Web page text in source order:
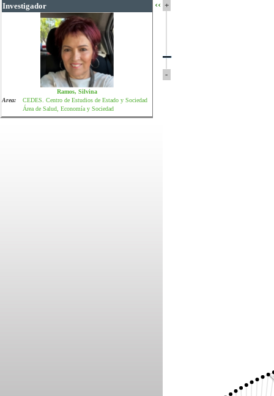
+
-
Investigador
Ramos, Silvina
Area:
CEDES. Centro de Estudios de Estado y Sociedad
Área de Salud, Economía y Sociedad
‹‹